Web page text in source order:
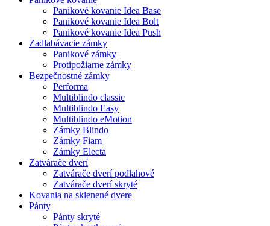
Panikové kovanie Idea Base
Panikové kovanie Idea Bolt
Panikové kovanie Idea Push
Zadlabávacie zámky
Panikové zámky
Protipožiarne zámky
Bezpečnostné zámky
Performa
Multiblindo classic
Multiblindo Easy
Multiblindo eMotion
Zámky Blindo
Zámky Fiam
Zámky Electa
Zatvárače dverí
Zatvárače dverí podlahové
Zatvárače dverí skryté
Kovania na sklenené dvere
Pánty
Pánty skryté